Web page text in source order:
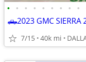
• • • • • • • • •
7/15 40k mi